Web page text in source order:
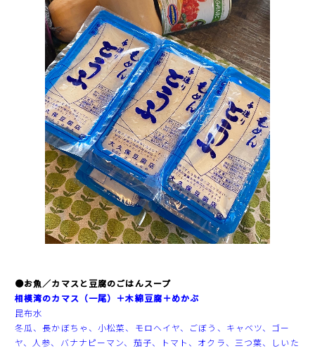
●お魚／カマスと豆腐のごはんスープ
相模湾のカマス （一尾）＋木綿豆腐＋めかぶ
昆布水
冬瓜、長かぼちゃ、小松菜、モロヘイヤ、ごぼう、キャベツ、ゴー
ヤ、人参、バナナピーマン、茄子、トマト、オクラ、三つ葉、しいた